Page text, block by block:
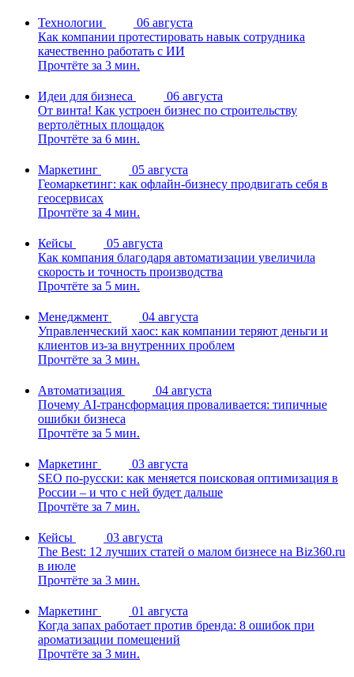
Технологии
06 августа
Как компании протестировать навык сотрудника
качественно работать с ИИ
Прочтёте за 3 мин.
Идеи для бизнеса
06 августа
От винта! Как устроен бизнес по строительству
вертолётных площадок
Прочтёте за 6 мин.
Маркетинг
05 августа
Геомаркетинг: как офлайн-бизнесу продвигать себя в
геосервисах
Прочтёте за 4 мин.
Кейсы
05 августа
Как компания благодаря автоматизации увеличила
скорость и точность производства
Прочтёте за 5 мин.
Менеджмент
04 августа
Управленческий хаос: как компании теряют деньги и
клиентов из-за внутренних проблем
Прочтёте за 3 мин.
Автоматизация
04 августа
Почему AI-трансформация проваливается: типичные
ошибки бизнеса
Прочтёте за 5 мин.
Маркетинг
03 августа
SEO по-русски: как меняется поисковая оптимизация в
России – и что с ней будет дальше
Прочтёте за 7 мин.
Кейсы
03 августа
The Best: 12 лучших статей о малом бизнесе на Biz360.ru
в июле
Прочтёте за 3 мин.
Маркетинг
01 августа
Когда запах работает против бренда: 8 ошибок при
ароматизации помещений
Прочтёте за 3 мин.